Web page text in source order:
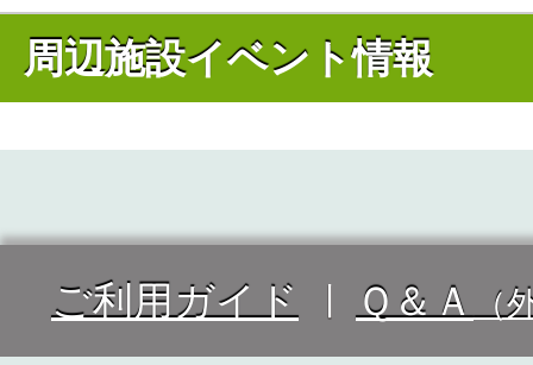
周辺施設イベント情報
ご利用ガイド Ｑ＆Ａ （